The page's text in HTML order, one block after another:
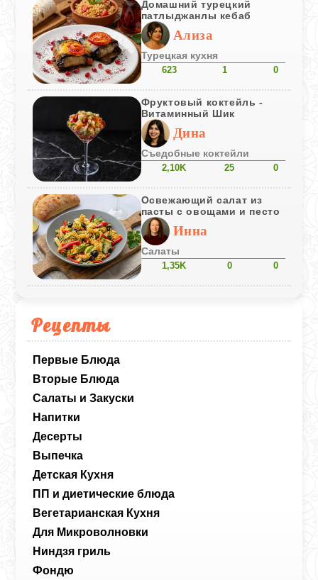
Рецепты
Первые Блюда
Вторые Блюда
Салаты и Закуски
Напитки
Десерты
Выпечка
Детская Кухня
ПП и диетические блюда
Вегетарианская Кухня
Для Микроволновки
Ниндзя гриль
Фондю
Домашний турецкий
патлыджанлы кебаб
Ализа
Турецкая кухня
623 1 0
Фруктовый коктейль -
Витаминный Шик
Дина
Съедобные коктейли
2,10K 25 0
Освежающий салат из
пасты с овощами и песто
Инна
Салаты
1,35K 0 0